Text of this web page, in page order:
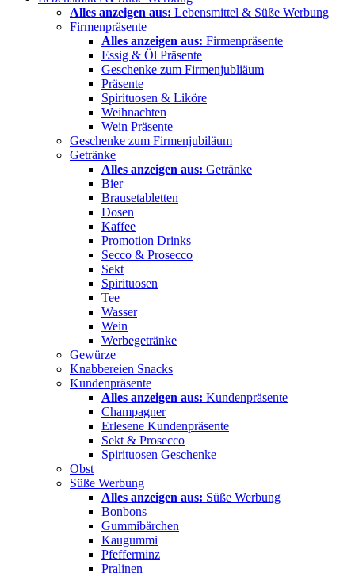
Alles anzeigen aus: Lebensmittel & Süße Werbung
Firmenpräsente
Alles anzeigen aus: Firmenpräsente
Essig & Öl Präsente
Geschenke zum Firmenjubliäum
Präsente
Spirituosen & Liköre
Weihnachten
Wein Präsente
Geschenke zum Firmenjubiläum
Getränke
Alles anzeigen aus: Getränke
Bier
Brausetabletten
Dosen
Kaffee
Promotion Drinks
Secco & Prosecco
Sekt
Spirituosen
Tee
Wasser
Wein
Werbegetränke
Gewürze
Knabbereien Snacks
Kundenpräsente
Alles anzeigen aus: Kundenpräsente
Champagner
Erlesene Kundenpräsente
Sekt & Prosecco
Spirituosen Geschenke
Obst
Süße Werbung
Alles anzeigen aus: Süße Werbung
Bonbons
Gummibärchen
Kaugummi
Pfefferminz
Pralinen